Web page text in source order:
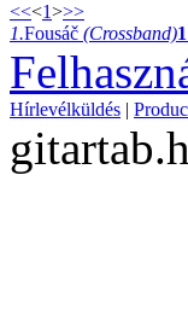
<<<1>>>
1.Fousáč (Crossband)
Hírlevélküldés |